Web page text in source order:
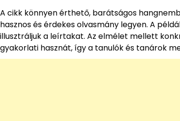
A cikk könnyen érthető, barátságos
hasznos és érdekes olvasmány legyen. A
illusztráljuk a leírtakat. Az elmélet mellett
gyakorlati hasznát, így a tanulók és tanárok